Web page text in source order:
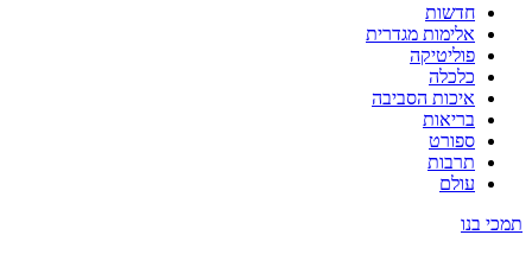
חדשות
אלימות מגדרית
פוליטיקה
כלכלה
איכות הסביבה
בריאות
ספורט
תרבות
עולם
תמכי בנו